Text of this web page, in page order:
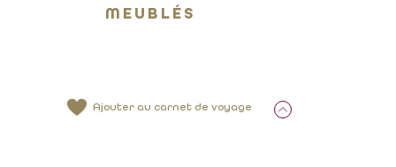
MEUBLÉS
Ajouter au carnet de voyage